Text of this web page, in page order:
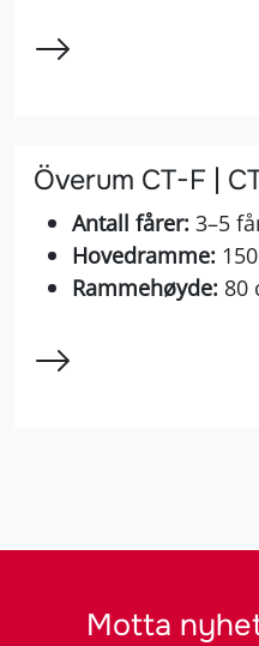
Överum CT-F |
Antall fårer: 3–5
Hovedramme:
Rammehøyde: 80
Motta